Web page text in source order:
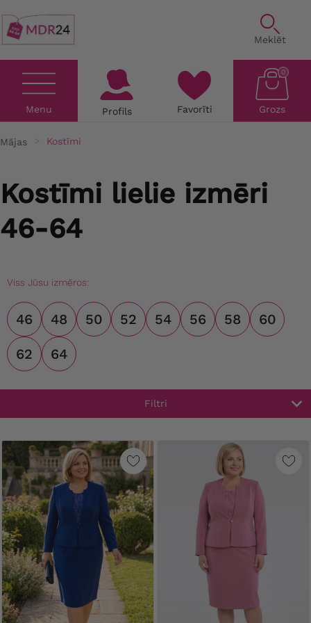
Meklēt
Menu Profils Favorīti Grozs
0
Mājas Kostīmi
Kostīmi lielie izmēri
46-64
Viss Jūsu izmēros:
46 48 50 52 54 56 58 60
62 64
Filtri